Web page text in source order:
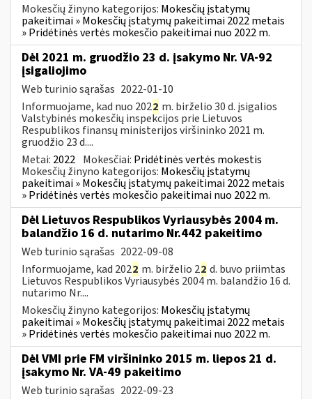
Mokesčių žinyno kategorijos: Mokesčių įstatymų
pakeitimai » Mokesčių įstatymų pakeitimai 2022 metais
» Pridėtinės vertės mokesčio pakeitimai nuo 2022 m.
Dėl 2021 m. gruodžio 23 d. įsakymo Nr. VA-92
įsigaliojimo
Web turinio sąrašas 2022-01-10
Informuojame, kad nuo 2022 m. birželio 30 d. įsigalios
Valstybinės mokesčių inspekcijos prie Lietuvos
Respublikos finansų ministerijos viršininko 2021 m.
gruodžio 23 d....
Metai: 2022 Mokesčiai: Pridėtinės vertės mokestis
Mokesčių žinyno kategorijos: Mokesčių įstatymų
pakeitimai » Mokesčių įstatymų pakeitimai 2022 metais
» Pridėtinės vertės mokesčio pakeitimai nuo 2022 m.
Dėl Lietuvos Respublikos Vyriausybės 2004 m.
balandžio 16 d. nutarimo Nr.442 pakeitimo
Web turinio sąrašas 2022-09-08
Informuojame, kad 2022 m. birželio 22 d. buvo priimtas
Lietuvos Respublikos Vyriausybės 2004 m. balandžio 16 d.
nutarimo Nr....
Mokesčių žinyno kategorijos: Mokesčių įstatymų
pakeitimai » Mokesčių įstatymų pakeitimai 2022 metais
» Pridėtinės vertės mokesčio pakeitimai nuo 2022 m.
Dėl VMI prie FM viršininko 2015 m. liepos 21 d.
įsakymo Nr. VA-49 pakeitimo
Web turinio sąrašas 2022-09-23